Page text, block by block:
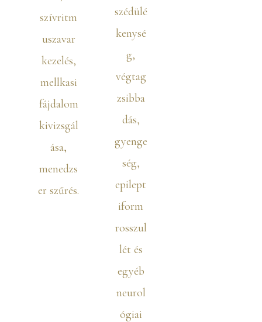
szívritm
uszavar
kezelés,
mellkasi
fájdalom
kivizsgál
ása,
menedzs
er szűrés.
szédülé
kenysé
g,
végtag
zsibba
dás,
gyenge
ség,
epilept
iform
rosszul
lét és
egyéb
neurol
ógiai